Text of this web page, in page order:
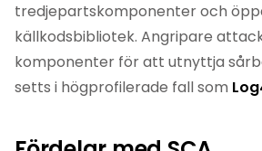
tredjepartskomponenter och
källkodsbibliotek. Angripare
komponenter för att utnyttja
setts i högprofilerade fall som